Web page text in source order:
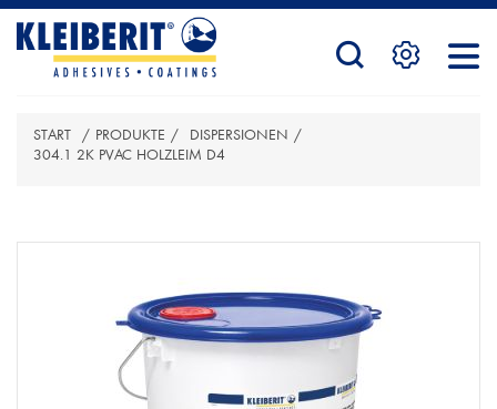
STARTSEITE
PRODUKTE
KONTAKTFORMULAR
START / PRODUKTE / DISPERSIONEN /
304.1 2K PVAC HOLZLEIM D4